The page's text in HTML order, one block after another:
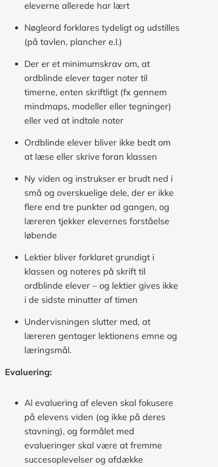
eleverne allerede har lært
Nøgleord forklares tydeligt og udstilles
(på tavlen, plancher e.l.)
Der er et minimumskrav om, at
ordblinde elever tager noter til
timerne, enten skriftligt (fx gennem
mindmaps, modeller eller tegninger)
eller ved at indtale noter
Ordblinde elever bliver ikke bedt om
at læse eller skrive foran klassen
Ny viden og instrukser er brudt ned i
små og overskuelige dele, der er ikke
flere end tre punkter ad gangen, og
læreren tjekker elevernes forståelse
løbende
Lektier bliver forklaret grundigt i
klassen og noteres på skrift til
ordblinde elever – og lektier gives ikke
i de sidste minutter af timen
Undervisningen slutter med, at
læreren gentager lektionens emne og
læringsmål.
Evaluering:
Al evaluering af eleven skal fokusere
på elevens viden (og ikke på deres
stavning), og formålet med
evalueringer skal være at fremme
succesoplevelser og afdække